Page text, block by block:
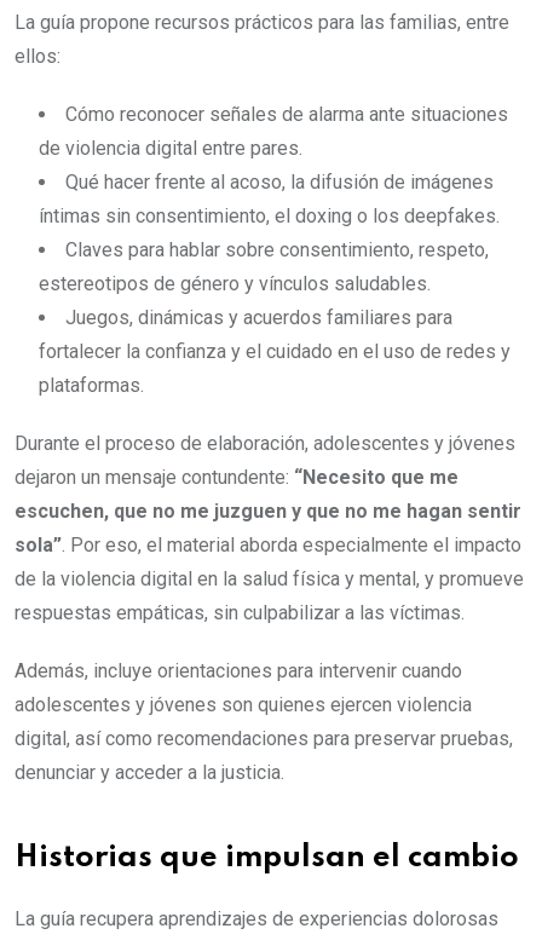
La guía propone recursos prácticos para las familias, entre
ellos:
Cómo reconocer señales de alarma ante situaciones
de violencia digital entre pares.
Qué hacer frente al acoso, la difusión de imágenes
íntimas sin consentimiento, el doxing o los deepfakes.
Claves para hablar sobre consentimiento, respeto,
estereotipos de género y vínculos saludables.
Juegos, dinámicas y acuerdos familiares para
fortalecer la confianza y el cuidado en el uso de redes y
plataformas.
Durante el proceso de elaboración, adolescentes y jóvenes
dejaron un mensaje contundente: “Necesito que me
escuchen, que no me juzguen y que no me hagan sentir
sola”. Por eso, el material aborda especialmente el impacto
de la violencia digital en la salud física y mental, y promueve
respuestas empáticas, sin culpabilizar a las víctimas.
Además, incluye orientaciones para intervenir cuando
adolescentes y jóvenes son quienes ejercen violencia
digital, así como recomendaciones para preservar pruebas,
denunciar y acceder a la justicia.
Historias que impulsan el cambio
La guía recupera aprendizajes de experiencias dolorosas